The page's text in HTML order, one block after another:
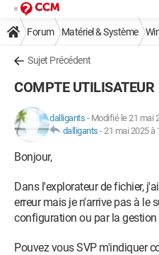
Forum Matériel & Système
Sujet Précédent
COMPTE UTILISATEUR
dalligants - Modifié le 21 mai
dalligants -21 mai 2025 à
Bonjour,
Dans l'explorateur de fichier,
erreur mais je n'arrive pas à le
configuration ou par la gestion
Pouvez vous SVP m'indiquer